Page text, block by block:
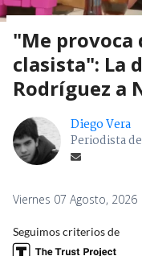
"Me provoca
clasista": La
Rodríguez a
Diego Vera
Periodista
Viernes 07 Agosto, 2026
Seguimos criterios de